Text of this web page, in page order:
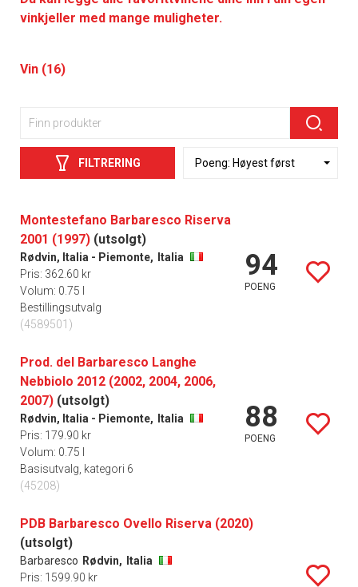
vinkjeller med mange muligheter.
Vin (16)
FILTRERING
Montestefano Barbaresco Riserva
2001 (1997) (utsolgt)
Rødvin, Italia - Piemonte,
Italia
Pris: 362.60 kr
Volum: 0.75 l
Bestillingsutvalg
(4589501)
94
POENG
Prod. del Barbaresco Langhe
Nebbiolo 2012 (2002, 2004, 2006,
2007) (utsolgt)
Rødvin, Italia - Piemonte,
Italia
Pris: 179.90 kr
Volum: 0.75 l
Basisutvalg, kategori 6
(45208)
88
POENG
PDB Barbaresco Ovello Riserva (2020)
(utsolgt)
Barbaresco Rødvin,
Italia
Pris: 1599.90 kr